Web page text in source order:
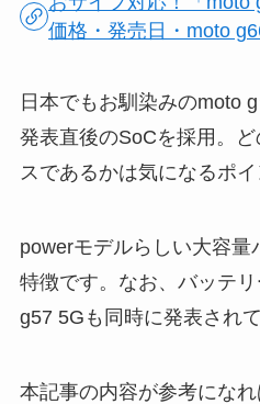
価格・発売日・moto
日本でもお馴染みのmoto
発表直後のSoCを採用。
スであるかは気になるポイ
powerモデルらしい大容量
特徴です。なお、バッテ
g57 5Gも同時に発表されて
本記事の内容が参考になれ